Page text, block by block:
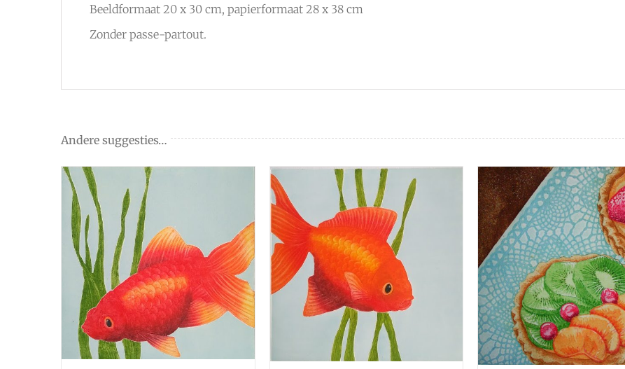
Beeldformaat 20 x 30 cm, papierformaat 28 x 38 cm
Zonder passe-partout.
Andere suggesties…